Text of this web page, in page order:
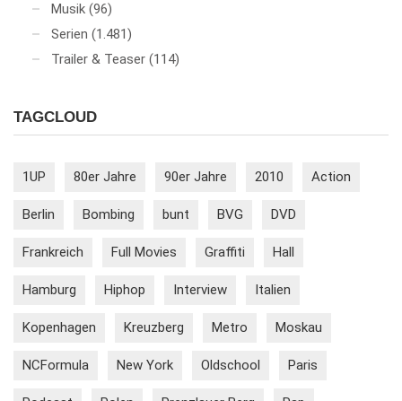
Musik (96)
Serien (1.481)
Trailer & Teaser (114)
TAGCLOUD
1UP 80er Jahre 90er Jahre 2010 Action
Berlin Bombing bunt BVG DVD
Frankreich Full Movies Graffiti Hall
Hamburg Hiphop Interview Italien
Kopenhagen Kreuzberg Metro Moskau
NCFormula New York Oldschool Paris